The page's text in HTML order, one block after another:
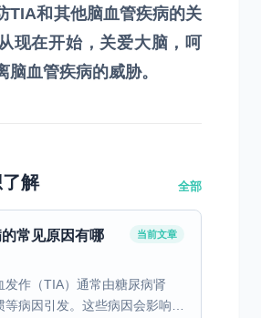
TIA和其他脑血管疾病的关
现在开始，关爱大脑，呵
脑血管疾病的威胁。
解 全部
常见原因有哪
当前文章
发作（TIA）通常由糖尿病肾
病因引发。这些病因会影响脑